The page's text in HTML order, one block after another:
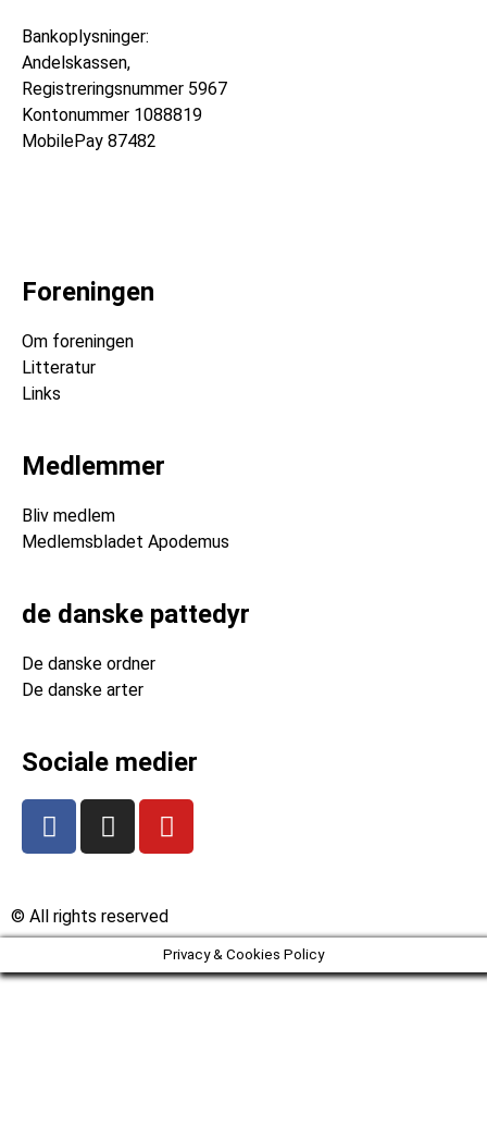
Bankoplysninger:
Andelskassen,
Registreringsnummer 5967
Kontonummer 1088819
MobilePay 87482
Foreningen
Om foreningen
Litteratur
Links
Medlemmer
Bliv medlem
Medlemsbladet Apodemus
de danske pattedyr
De danske ordner
De danske arter
Sociale medier
© All rights reserved
Privacy & Cookies Policy